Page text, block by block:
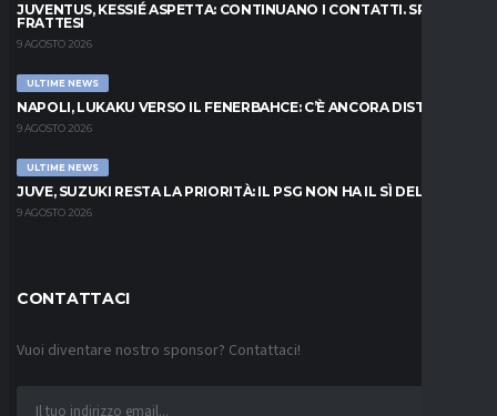
JUVENTUS, KESSIÉ ASPETTA: CONTINUANO I CONTATTI. SPUNTA
FRATTESI
9 AGOSTO 2026
ULTIME NEWS
NAPOLI, LUKAKU VERSO IL FENERBAHCE: C’È ANCORA DISTANZA
9 AGOSTO 2026
ULTIME NEWS
JUVE, SUZUKI RESTA LA PRIORITÀ: IL PSG NON HA IL SÌ DEL PARMA
9 AGOSTO 2026
CONTATTACI
Vuoi diventare nostro sponsor? Contattaci!